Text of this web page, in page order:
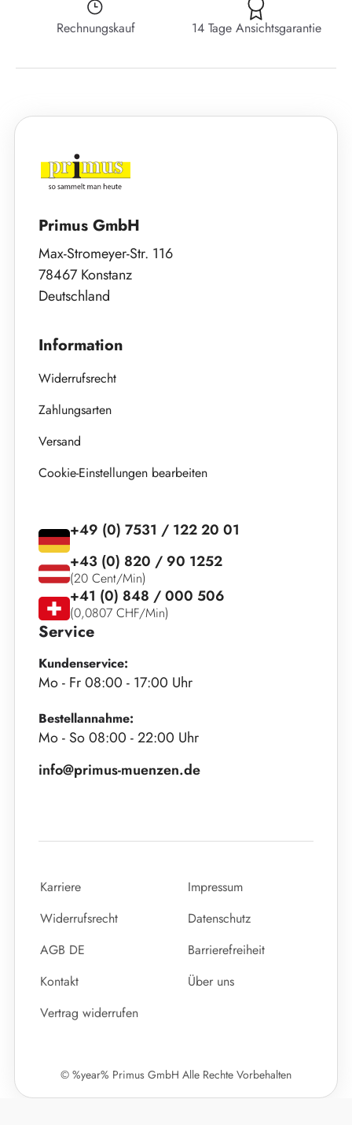
Rechnungskauf 14 Tage Ansichtsgarantie
Primus GmbH
Max-Stromeyer-Str. 116
78467 Konstanz
Deutschland
Information
Widerrufsrecht
Zahlungsarten
Versand
Cookie-Einstellungen bearbeiten
Service
Kundenservice:
Mo - Fr 08:00 - 17:00 Uhr
Bestellannahme:
Mo - So 08:00 - 22:00 Uhr
info@primus-muenzen.de
+49 (0) 7531 / 122 20 01
+43 (0) 820 / 90 1252
(20 Cent/Min)
+41 (0) 848 / 000 506
(0,0807 CHF/Min)
Karriere
Impressum
Widerrufsrecht
Datenschutz
AGB DE
Barrierefreiheit
Kontakt
Über uns
Vertrag widerrufen
© %year% Primus GmbH Alle Rechte Vorbehalten